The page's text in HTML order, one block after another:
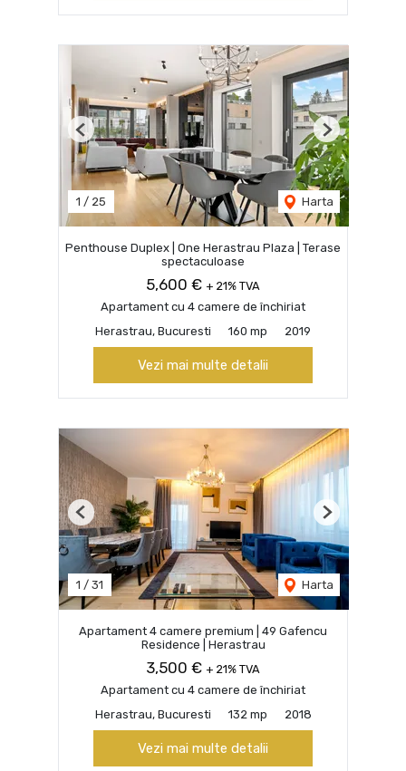
1 / 25 Harta
Previous Next
Penthouse Duplex | One Herastrau Plaza | Terase
spectaculoase
5,600 € + 21% TVA
Apartament cu 4 camere de închiriat
Herastrau, Bucuresti
160 mp 2019
Vezi mai multe detalii
1 / 31 Harta
Previous Next
Apartament 4 camere premium | 49 Gafencu
Residence | Herastrau
3,500 € + 21% TVA
Apartament cu 4 camere de închiriat
Herastrau, Bucuresti
132 mp 2018
Vezi mai multe detalii